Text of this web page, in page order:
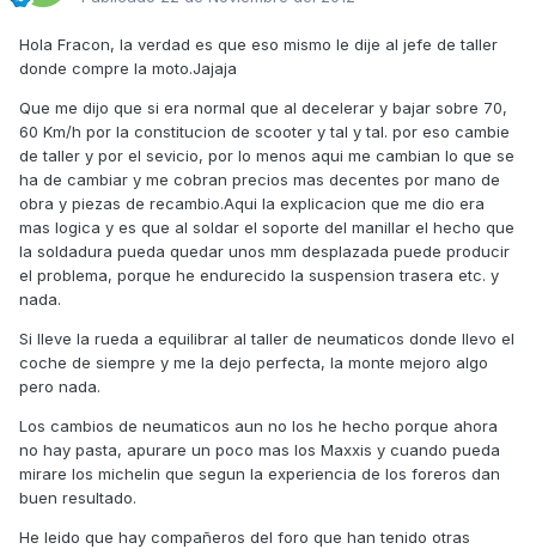
Hola Fracon, la verdad es que eso mismo le dije al jefe de taller
donde compre la moto.Jajaja
Que me dijo que si era normal que al decelerar y bajar sobre 70,
60 Km/h por la constitucion de scooter y tal y tal. por eso cambie
de taller y por el sevicio, por lo menos aqui me cambian lo que se
ha de cambiar y me cobran precios mas decentes por mano de
obra y piezas de recambio.Aqui la explicacion que me dio era
mas logica y es que al soldar el soporte del manillar el hecho que
la soldadura pueda quedar unos mm desplazada puede producir
el problema, porque he endurecido la suspension trasera etc. y
nada.
Si lleve la rueda a equilibrar al taller de neumaticos donde llevo el
coche de siempre y me la dejo perfecta, la monte mejoro algo
pero nada.
Los cambios de neumaticos aun no los he hecho porque ahora
no hay pasta, apurare un poco mas los Maxxis y cuando pueda
mirare los michelin que segun la experiencia de los foreros dan
buen resultado.
He leido que hay compañeros del foro que han tenido otras